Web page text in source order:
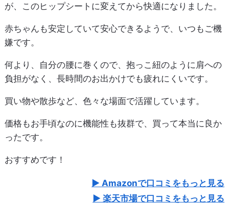
が、このヒップシートに変えてから快適になりました。
赤ちゃんも安定していて安心できるようで、いつもご機
嫌です。
何より、自分の腰に巻くので、抱っこ紐のように肩への
負担がなく、長時間のお出かけでも疲れにくいです。
買い物や散歩など、色々な場面で活躍しています。
価格もお手頃なのに機能性も抜群で、買って本当に良か
ったです。
おすすめです！
Amazonで口コミをもっと見る
楽天市場で口コミをもっと見る